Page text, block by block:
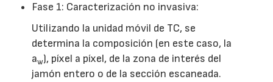
Fase 1: Caracterización no invasiva:
Utilizando la unidad móvil de TC, se
determina la composición (en este caso, la
aw), píxel a píxel, de la zona de interés del
jamón entero o de la sección escaneada.